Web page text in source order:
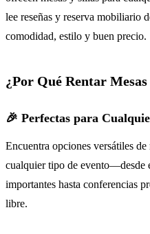
lee reseñas y reserva mobiliario
comodidad, estilo y buen precio.
¿Por Qué Rentar
🎉 Perfectas para
Encuentra opciones versátiles
cualquier tipo de evento—desde
importantes hasta conferencias
libre.